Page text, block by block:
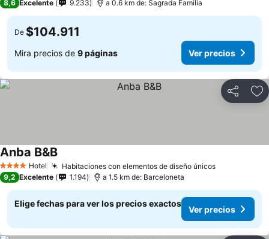
8,6 Excelente 9.233 a 0.6 km de: Sagrada Familia
De $104.911
Mira precios de 9 páginas Ver precios
Compartir
4 EstrellasHotel Habitaciones con elementos de diseño únicosVer precios
Anba B&BVer precios
9,2 Excelente 1.194 a 1.5 km de: Barceloneta
Elige fechas para ver los precios exactos
Ver precios